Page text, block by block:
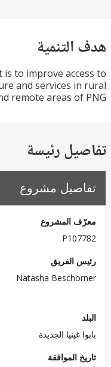
is to improve
and services
and remote areas
رئيسة
مشروع
المشروع
الفريق
Natasha
غينيا الجديدة
الموافقة